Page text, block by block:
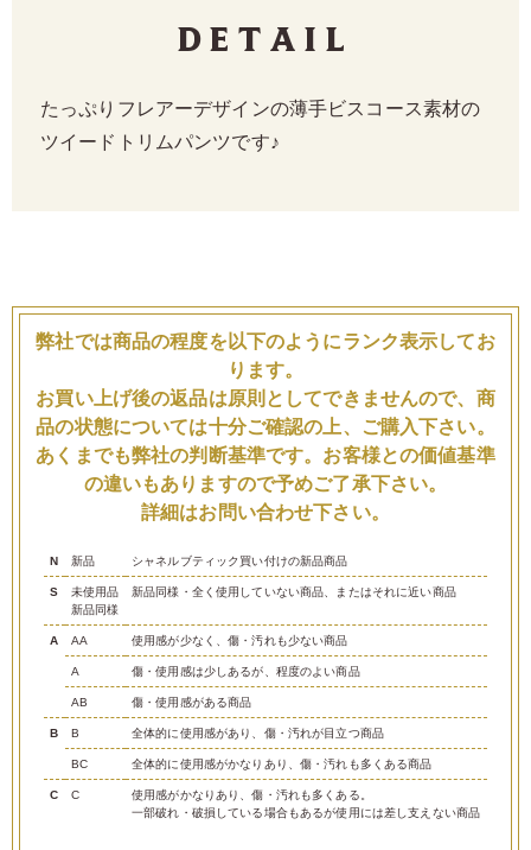
Detail
たっぷりフレアーデザインの薄手ビスコース素材の
ツイードトリムパンツです♪
弊社では商品の程度を以下のようにランク表示してお
ります。
お買い上げ後の返品は原則としてできませんので、商
品の状態については十分ご確認の上、ご購入下さい。
あくまでも弊社の判断基準です。お客様との価値基準
の違いもありますので予めご了承下さい。
詳細はお問い合わせ下さい。
N 新品 シャネルブティック買い付けの新品商品
S
未使用品
新品同様
新品同様・全く使用していない商品、またはそれに近い商品
A AA 使用感が少なく、傷・汚れも少ない商品
A 傷・使用感は少しあるが、程度のよい商品
AB 傷・使用感がある商品
B B 全体的に使用感があり、傷・汚れが目立つ商品
BC 全体的に使用感がかなりあり、傷・汚れも多くある商品
C C
使用感がかなりあり、傷・汚れも多くある。
一部破れ・破損している場合もあるが使用には差し支えない商品